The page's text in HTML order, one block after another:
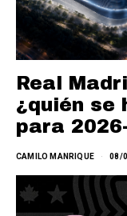
Real
¿quién se
para
CAMILO MANRIQUE 08/